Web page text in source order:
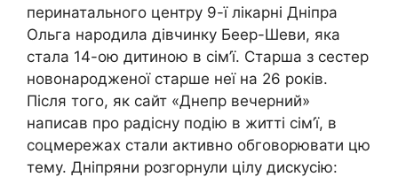
перинатального центру 9-ї лікарні Дніпра
Ольга народила дівчинку Беер-Шеви, яка
стала 14-ою дитиною в сім’ї. Старша з сестер
новонародженої старше неї на 26 років.
Після того, як сайт «Днепр вечерний»
написав про радісну подію в житті сім’ї, в
соцмережах стали активно обговорювати цю
тему. Дніпряни розгорнули цілу дискусію: